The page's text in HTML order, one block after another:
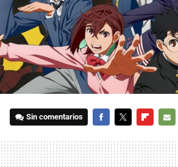
Sin comentarios
MAIL